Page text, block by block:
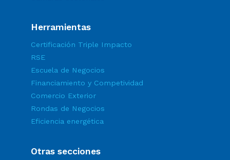
Herramientas
Certificación Triple Impacto
RSE
Escuela de Negocios
Financiamiento y Competividad
Comercio Exterior
Rondas de Negocios
Eficiencia energética
Otras secciones